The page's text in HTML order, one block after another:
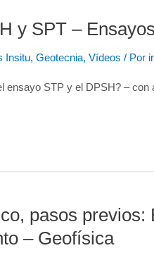
y SPT –
Insitu, Geotecnia, Vídeos / Por
ensayo STP y el DPSH? –
pasos
– Geofísica